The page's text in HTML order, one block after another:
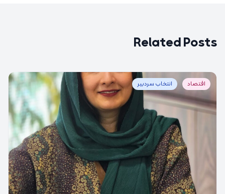
Related Posts
اقتصاد انتخاب سردبیر